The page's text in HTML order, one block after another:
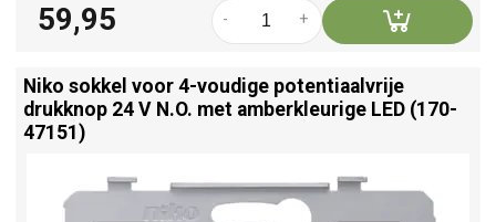
59,95 +
-
Niko sokkel voor 4-voudige potentiaalvrije
drukknop 24 V N.O. met amberkleurige LED (170-
47151)